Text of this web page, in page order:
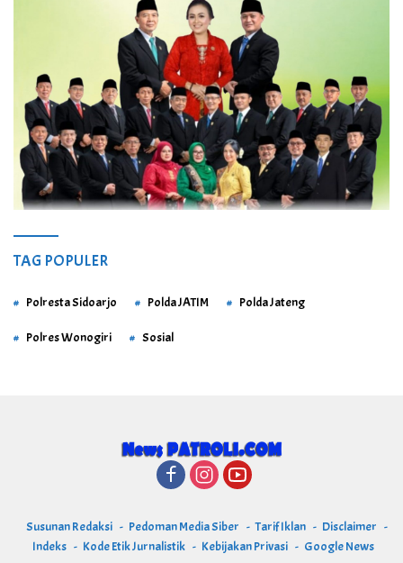
TAG POPULER
Polresta Sidoarjo Polda JATIM Polda Jateng
Polres Wonogiri Sosial
Susunan Redaksi Pedoman Media Siber Tarif Iklan
Disclaimer
Indeks
Kode Etik Jurnalistik Kebijakan Privasi
Google News